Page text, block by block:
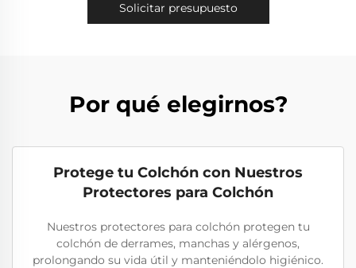
Solicitar presupuesto
Por qué elegirnos?
Protege tu Colchón con Nuestros
Protectores para Colchón
Nuestros protectores para colchón protegen tu
colchón de derrames, manchas y alérgenos,
prolongando su vida útil y manteniéndolo higiénico.